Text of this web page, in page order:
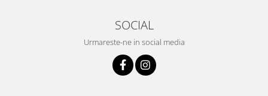
SOCIAL
Urmareste-ne in social media